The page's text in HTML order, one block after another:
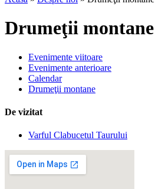
Drumeţii montane
Evenimente viitoare
Evenimente anterioare
Calendar
Drumeţii montane
De vizitat
Varful Clabucetul Taurului